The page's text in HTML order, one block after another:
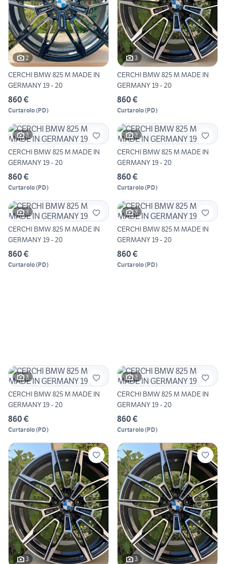
2
CERCHI BMW 825 M MADE IN
GERMANY 19 - 20
860 €
Curtarolo(PD)
3
CERCHI BMW 825 M MADE IN
GERMANY 19 - 20
860 €
Curtarolo(PD)
3
CERCHI BMW 825 M MADE IN
GERMANY 19 - 20
860 €
Curtarolo(PD)
3
CERCHI BMW 825 M MADE IN
GERMANY 19 - 20
860 €
Curtarolo(PD)
3
CERCHI BMW 825 M MADE IN
GERMANY 19 - 20
860 €
Curtarolo(PD)
3
CERCHI BMW 825 M MADE IN
GERMANY 19 - 20
860 €
Curtarolo(PD)
3
CERCHI BMW 825 M MADE IN
GERMANY 19 - 20
860 €
Curtarolo(PD)
3
CERCHI BMW 825 M MADE IN
GERMANY 19 - 20
860 €
Curtarolo(PD)
3 3